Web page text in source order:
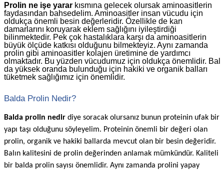
Prolin ne işe yararkısmına gelecek olursak aminoasitlerin
faydasından bahsedelim. Aminoasitler insan vücudu için
oldukça önemli besin değerleridir. Özellikle de kan
damarlarını koruyarak eklem sağlığını iyileştirdiği
bilinmektedir. Pek çok hastalıklara karşı da aminoasitlerin
büyük ölçüde katkısı olduğunu bilmekteyiz. Aynı zamanda
prolin gibi aminoasitler kolajen üretimine de yardımcı
olmaktadır. Bu yüzden vücudumuz için oldukça önemlidir. Bal
da yüksek oranda bulunduğu için hakiki ve organik balları
tüketmek sağlığımız için önemlidir.
Balda Prolin Nedir?
Balda prolin nedirdiye soracak olursanız bunun proteinin ufak bir
yapı taşı olduğunu söyleyelim. Proteinin önemli bir değeri olan
prolin, organik ve hakiki ballarda mevcut olan bir besin değeridir.
Balın kalitesini de prolin değerinden anlamak mümkündür. Kaliteli
bir balda prolin sayısı önemlidir. Aynı zamanda prolini yapay